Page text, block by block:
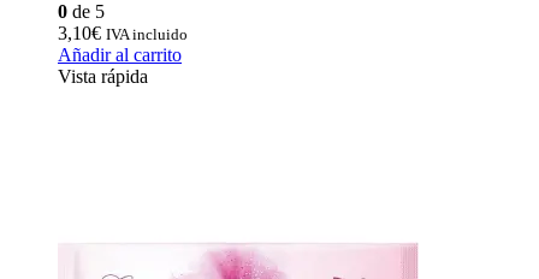
0 de 5
3,10€ IVA incluido
Añadir al carrito
Vista rápida